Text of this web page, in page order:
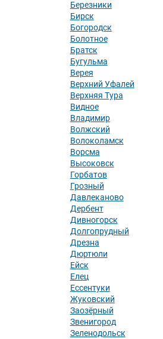
Березники
Бирск
Богородск
Болотное
Братск
Бугульма
Верея
Верхний Уфалей
Верхняя Тура
Видное
Владимир
Волжский
Волоколамск
Ворсма
Высоковск
Горбатов
Грозный
Давлеканово
Дербент
Дивногорск
Долгопрудный
Дрезна
Дюртюли
Ейск
Елец
Ессентуки
Жуковский
Заозёрный
Звенигород
Зеленодольск